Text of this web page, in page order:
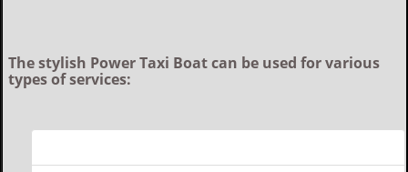
The stylish Power Taxi Boat can be used for various
types of services: